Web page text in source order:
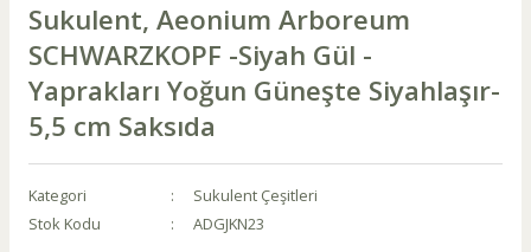
Sukulent, Aeonium Arboreum
SCHWARZKOPF -Siyah Gül -
Yaprakları Yoğun Güneşte Siyahlaşır-
5,5 cm Saksıda
Kategori
Sukulent Çeşitleri
Stok Kodu
ADGJKN23